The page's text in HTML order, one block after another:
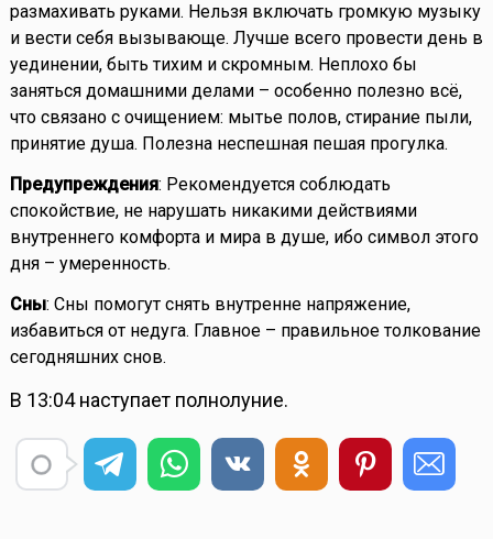
размахивать руками. Нельзя включать громкую музыку
и вести себя вызывающе. Лучше всего провести день в
уединении, быть тихим и скромным. Неплохо бы
заняться домашними делами – особенно полезно всё,
что связано с очищением: мытье полов, стирание пыли,
принятие душа. Полезна неспешная пешая прогулка.
Предупреждения: Рекомендуется соблюдать
спокойствие, не нарушать никакими действиями
внутреннего комфорта и мира в душе, ибо символ этого
дня – умеренность.
Сны: Сны помогут снять внутренне напряжение,
избавиться от недуга. Главное – правильное толкование
сегодняшних снов.
В 13:04 наступает полнолуние.